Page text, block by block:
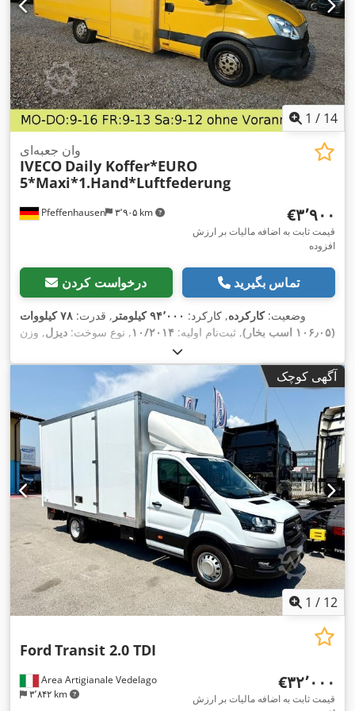
1 / 14
Pfeffenhausen ۳٬۹۰۵ km
وان جعبه‌ای
IVECO Daily Koffer*EURO
5*Maxi*1.Hand*Luftfederung
‎€۳٬۹۰۰
قیمت ثابت به اضافه مالیات بر ارزش
افزوده
درخواست کردن تماس بگیرید
وضعیت:کارکرده, کارکرد: ۹۴٬۰۰۰ کیلومتر , قدرت:
۷۸ کیلووات
(۱۰۶٫۰۵ اسب بخار)
, ثبت‌نام اولیه: ۱۰/۲۰۱۴, نوع سوخت: دیزل, وزن
, نوع چرخ‌دنده:
یورو ۵ , تعداد صندلی‌ها:۲, تجهیزات:اِی‌بی‌اِس‎, برنامه پایداری
الکترونیکی (ESP), فیلتر دوده, قفل مرکزی, آگهی کوچک
1 / 12
Area Artigianale Vedelago
۳٬۸۴۲ km
Ford Transit 2.0 TDI
‎€۳۲٬۰۰۰
قیمت ثابت به اضافه مالیات بر ارزش